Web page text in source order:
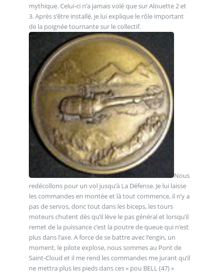
mythique. Celui-ci n’a jamais volé que sur Alouette 2 et
3. Après s’être installé, je lui explique le rôle important
de la poignée tournante sur le collectif.
Nous
redécollons pour un vol jusqu’à La Défense. Je lui laisse
les commandes en montée et là tout commence, il n’y a
pas de servos, donc tout dans les biceps, les tours
moteurs chutent dès qu’il lève le pas général et lorsqu’il
remet de la puissance c’est la poutre de queue qui n’est
plus dans l’axe. A force de se battre avec l’engin, un
moment, le pilote explose, nous sommes au Pont de
Saint-Cloud et il me rend les commandes me jurant qu’il
ne mettra plus les pieds dans ces « pou BELL (47) »